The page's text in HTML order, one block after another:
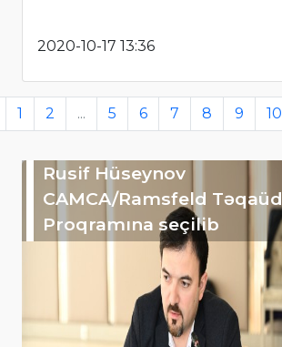
2020-10-17 13:36
1 2 ... 5 6 7 8 9 10
Rusif Hüseynov
CAMCA/Ramsfeld Təqaüd
Proqramına seçilib